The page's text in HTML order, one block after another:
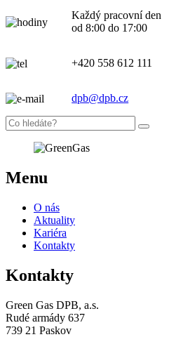
Každý pracovní den
od 8:00 do 17:00
+420 558 612 111
dpb@dpb.cz
Menu
O nás
Aktuality
Kariéra
Kontakty
Kontakty
Green Gas DPB, a.s.
Rudé armády 637
739 21 Paskov